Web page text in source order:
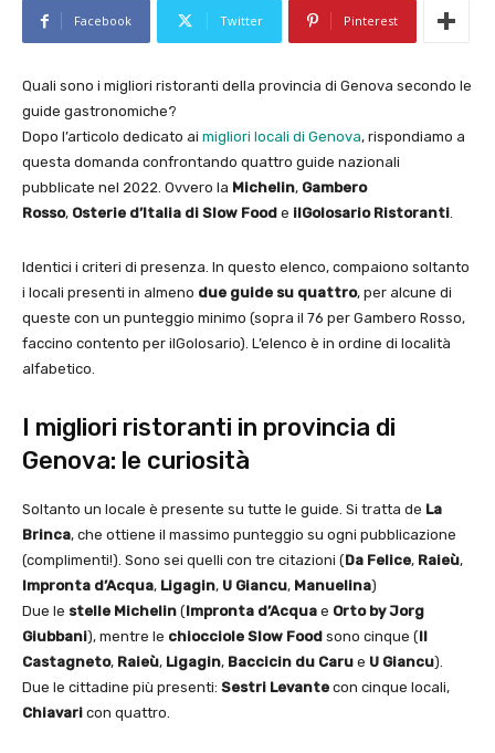
Facebook Twitter Pinterest
Quali sono i migliori ristoranti della provincia di Genova secondo le
guide gastronomiche?
Dopo l’articolo dedicato ai migliori locali di Genova, rispondiamo a
questa domanda confrontando quattro guide nazionali
pubblicate nel 2022. Ovvero la Michelin, Gambero
Rosso, Osterie d’Italia di Slow Food e ilGolosario Ristoranti.
Identici i criteri di presenza. In questo elenco, compaiono soltanto
i locali presenti in almeno due guide su quattro, per alcune di
queste con un punteggio minimo (sopra il 76 per Gambero Rosso,
faccino contento per ilGolosario). L’elenco è in ordine di località
alfabetico.
I migliori ristoranti in provincia di
Genova: le curiosità
Soltanto un locale è presente su tutte le guide. Si tratta de La
Brinca, che ottiene il massimo punteggio su ogni pubblicazione
(complimenti!). Sono sei quelli con tre citazioni (Da Felice, Raieù,
Impronta d’Acqua, Ligagin, U Giancu, Manuelina)
Due le stelle Michelin (Impronta d’Acqua e Orto by Jorg
Giubbani), mentre le chiocciole Slow Food sono cinque (Il
Castagneto, Raieù, Ligagin, Baccicin du Caru e U Giancu).
Due le cittadine più presenti: Sestri Levante con cinque locali,
Chiavari con quattro.